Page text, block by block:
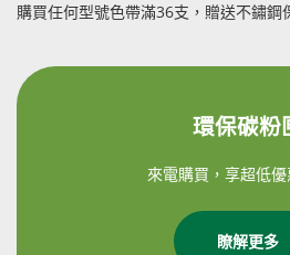
購買任何型號色帶滿36支，贈送不鏽鋼
環保碳粉
來電購買，享超低優
瞭解更多